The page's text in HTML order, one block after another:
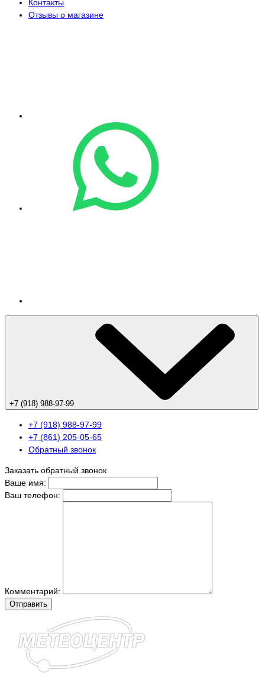
Контакты
Отзывы о магазине
+7 (918) 988-97-99
+7 (918) 988-97-99
+7 (861) 205-05-65
Обратный звонок
Заказать обратный звонок
Ваше имя:
Ваш телефон:
Комментарий:
Отправить